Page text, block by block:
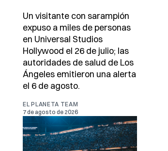
Un visitante con sarampión
expuso a miles de personas
en Universal Studios
Hollywood el 26 de julio; las
autoridades de salud de Los
Ángeles emitieron una alerta
el 6 de agosto.
EL PLANETA TEAM
7 de agosto de 2026